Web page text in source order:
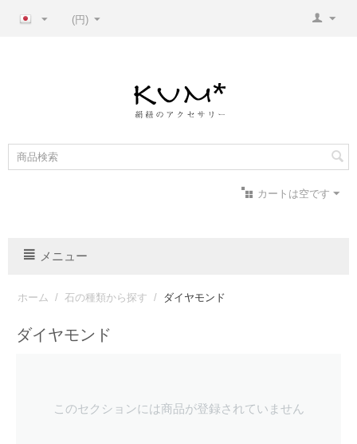
(円)
カートは空です
メニュー
ホーム / 石の種類から探す / ダイヤモンド
ダイヤモンド
このセクションには商品が登録されていません